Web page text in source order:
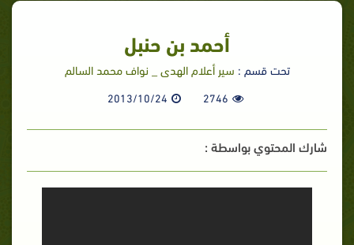
أحمد بن حنبل
تحت قسم : سير أعلام الهدى _ نواف محمد السالم
2746
2013/10/24
شارك المحتوي بواسطة :